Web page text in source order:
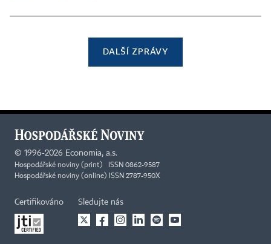
DALŠÍ ZPRÁVY
© 1996-2026 Economia, a.s.
Hospodářské noviny (print) ISSN 0862-9587
Hospodářské noviny (online) ISSN 2787-950X
Certifikováno Sledujte nás